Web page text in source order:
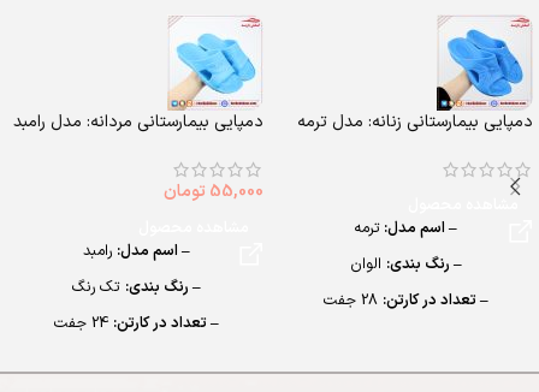
رنگبندی: الوان
تعداد در کارتن: 24 جفت
جنس: SOFT EVA
– تعداد در کارتن:24 جفت
– جنس: Airblowing
دمپایی بیمارستانی زنانه: مدل ترمه
– اسم مدل: ترمه
– رنگ بندی: الوان
– تعداد در کارتن: 28 جفت
– سایزبندی:زنانه (37 تا 41)
دمپایی بیمارستانی مردانه: مدل رامبد
55,000 تومان
– اسم مدل: رامبد
– رنگ بندی: تک رنگ
– تعداد در کارتن: 24 جفت